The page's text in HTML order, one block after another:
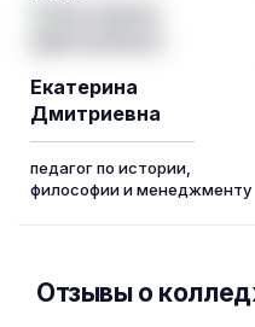
Екатерина
Дмитриевна
педагог по истории,
философии и менеджменту
Отзывы о